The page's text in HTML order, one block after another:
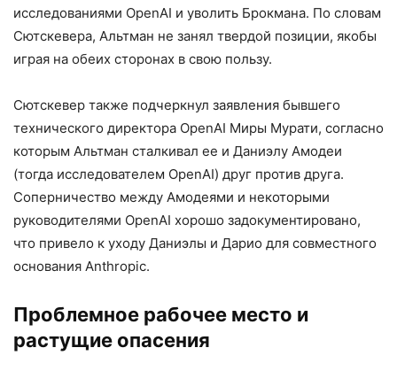
исследованиями OpenAI и уволить Брокмана. По словам
Сютскевера, Альтман не занял твердой позиции, якобы
играя на обеих сторонах в свою пользу.
Сютскевер также подчеркнул заявления бывшего
технического директора OpenAI Миры Мурати, согласно
которым Альтман сталкивал ее и Даниэлу Амодеи
(тогда исследователем OpenAI) друг против друга.
Соперничество между Амодеями и некоторыми
руководителями OpenAI хорошо задокументировано,
что привело к уходу Даниэлы и Дарио для совместного
основания Anthropic.
Проблемное рабочее место и
растущие опасения